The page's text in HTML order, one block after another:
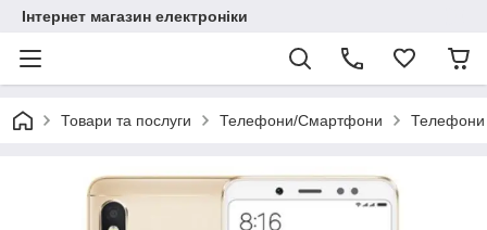
Інтернет магазин електроніки
Товари та послуги Телефони/Смартфони